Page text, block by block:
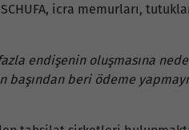
icra memurları,
endişenin oluşmasına
beri ödeme